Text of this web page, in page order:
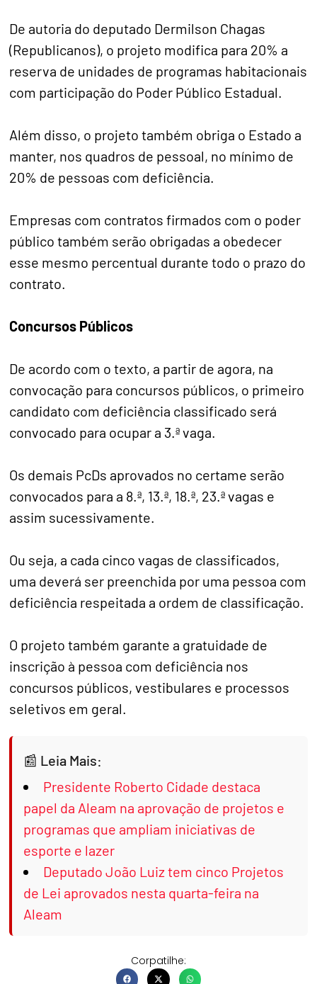
De autoria do deputado Dermilson Chagas
(Republicanos), o projeto modifica para 20% a
reserva de unidades de programas habitacionais
com participação do Poder Público Estadual.
Além disso, o projeto também obriga o Estado a
manter, nos quadros de pessoal, no mínimo de
20% de pessoas com deficiência.
Empresas com contratos firmados com o poder
público também serão obrigadas a obedecer
esse mesmo percentual durante todo o prazo do
contrato.
Concursos Públicos
De acordo com o texto, a partir de agora, na
convocação para concursos públicos, o primeiro
candidato com deficiência classificado será
convocado para ocupar a 3.ª vaga.
Os demais PcDs aprovados no certame serão
convocados para a 8.ª, 13.ª, 18.ª, 23.ª vagas e
assim sucessivamente.
Ou seja, a cada cinco vagas de classificados,
uma deverá ser preenchida por uma pessoa com
deficiência respeitada a ordem de classificação.
O projeto também garante a gratuidade de
inscrição à pessoa com deficiência nos
concursos públicos, vestibulares e processos
seletivos em geral.
Leia Mais:
Presidente Roberto Cidade destaca
papel da Aleam na aprovação de projetos e
programas que ampliam iniciativas de
esporte e lazer
Deputado João Luiz tem cinco Projetos
de Lei aprovados nesta quarta-feira na
Aleam
Corpatilhe: